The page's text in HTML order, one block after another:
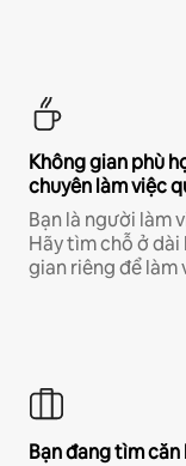
Không gian phù
chuyên làm việc
Bạn là người làm
Hãy tìm chỗ ở
gian riêng để làm
Bạn đang tìm căn